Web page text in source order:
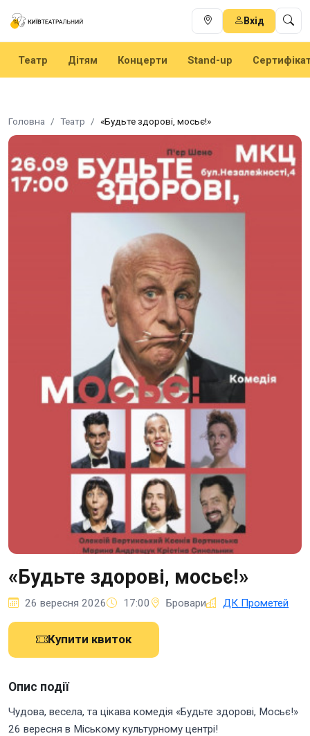
Вхід
Театр Дітям Концерти Stand-up
Головна Театр «Будьте здорові, мосьє!»
«Будьте здорові, мосьє!»
26 вересня 2026 17:00 Бровари ДК Прометей
Купити квиток
Опис події
Чудова, весела, та цікава комедія «Будьте здорові, Мосьє!»
26 вересня в Міському культурному центрі!